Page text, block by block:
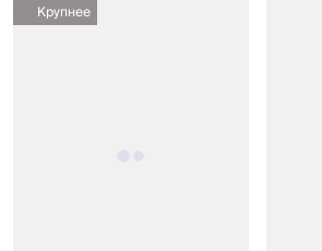
Крупнее